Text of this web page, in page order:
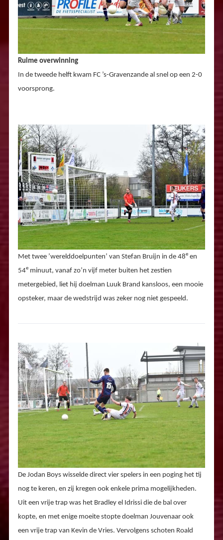
Ruime overwinning
In de tweede helft kwam FC ’s-Gravenzande al snel op een 2-0
voorsprong.
Met twee ’werelddoelpunten’ van Stefan Bruijn in de 48e en
54e minuut, vanaf zo’n vijf meter buiten het zestien
metergebied, liet hij doelman Luuk Brand kansloos, een mooie
opsteker, maar de wedstrijd was zeker nog niet gespeeld.
De Jodan Boys wisselde direct vier spelers in een poging het tij
nog te keren, en zij kregen ook enkele prima mogelijkheden.
Uit een vrije trap was het Bradley el Idrissi die de bal over
kopte, en met enige moeite stopte doelman Jouvenaar ook
een vrije trap van Kevin de Vries. Vervolgens schoten Roald